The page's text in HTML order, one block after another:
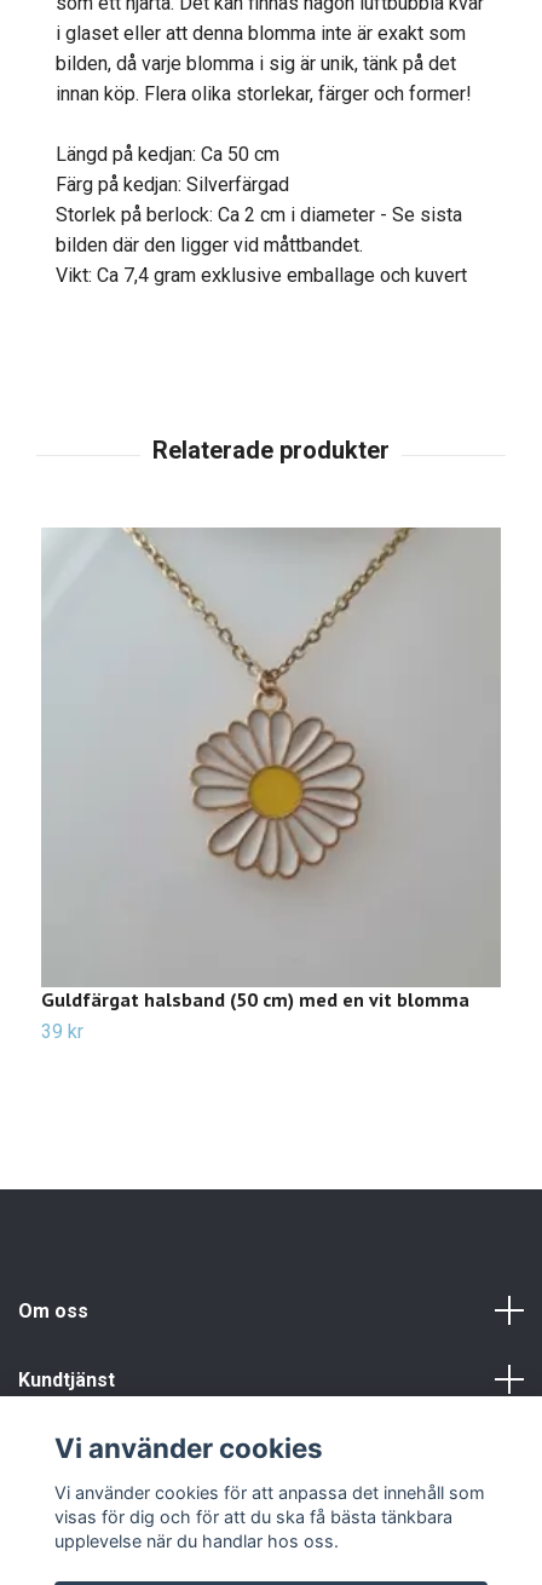
i glaset eller att denna blomma inte är exakt som
bilden, då varje blomma i sig är unik, tänk på det
innan köp. Flera olika storlekar, färger och former!
Längd på kedjan: Ca 50 cm
Färg på kedjan: Silverfärgad
Storlek på berlock: Ca 2 cm i diameter - Se sista
bilden där den ligger vid måttbandet.
Vikt: Ca 7,4 gram exklusive emballage och kuvert
Guldfärgat halsband (50 cm) med en vit blomma
39 kr
Om oss
Kundtjänst
Vi använder cookies
Vi använder cookies för att anpassa det innehåll som
visas för dig och för att du ska få bästa tänkbara
upplevelse när du handlar hos oss.